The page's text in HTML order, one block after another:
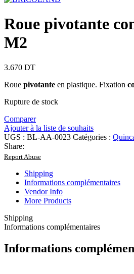
Roue pivotante
M2
3.670 DT
Roue pivotante en plastique. Fixation
Rupture de stock
Comparer
Ajouter à la liste de souhaits
UGS : BL-AA-0023 Catégories :
Share:
Report Abuse
Shipping
Informations complémentaires
Vendor Info
More Products
Shipping
Informations complémentaires
Informations